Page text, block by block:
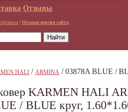
Отзывы
| Полная версия сайта
HALI / ARMINA / 03878A BLUE /
KARMEN HALI
/ BLUE круг,